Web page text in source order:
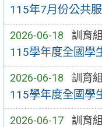
115年7月份公共
2026-06-18 訓育組
115學年度全國學
2026-06-18 訓育組
115學年度全國學
2026-06-17 訓育組